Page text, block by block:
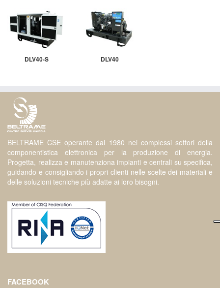
DLV40-S DLV40
BELTRAME CSE operante dal 1980 nei complessi settori della
componentistica elettronica per la produzione di energia.
Progetta, realizza e manutenziona impianti e centrali su specifica,
guidando e consigliando i propri clienti nelle scelte dei materiali e
delle soluzioni tecniche più adatte ai loro bisogni.
FACEBOOK